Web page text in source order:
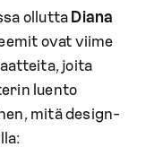
ollutta Diana
ovat viime
joita
luento
mitä design-